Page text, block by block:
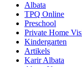
Albata
TPQ Online
Preschool
Private Home
Kindergarten
Artikels
Karir Albata